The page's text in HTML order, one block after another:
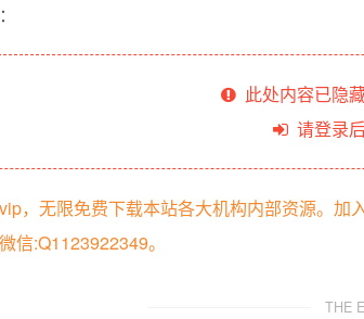
此处内容已隐
请登录
，无限免费下载本站各大机构内部资源。加
信:Q1123922349。
THE